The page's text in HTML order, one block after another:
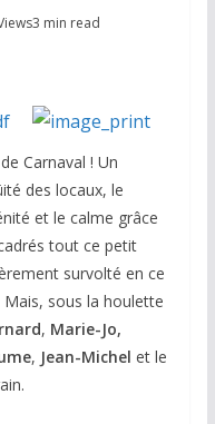
3 min read
Carnaval ! Un
des locaux, le
et le calme grâce
tout ce petit
survolté en ce
Mais, sous la houlette
, Marie-Jo,
, Jean-Michel et le